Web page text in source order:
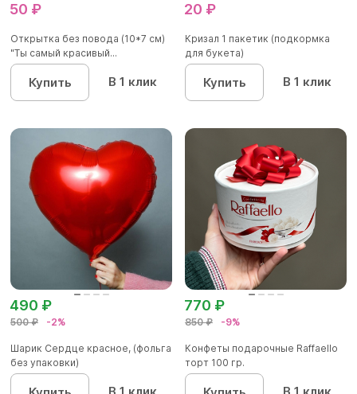
50 ₽
Открытка без повода (10*7 см)
"Ты самый красивый...
Купить В 1 клик
20 ₽
Кризал 1 пакетик (подкормка
для букета)
Купить В 1 клик
500 ₽ -2%
490 ₽
Шарик Сердце красное, (фольга
без упаковки)
850 ₽ -9%
770 ₽
Конфеты подарочные Raffaello
торт 100 гр.